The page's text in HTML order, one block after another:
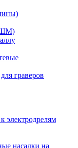
граверов
электродрелям
насадки на